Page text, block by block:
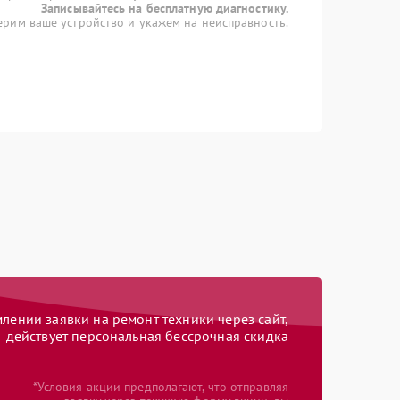
Записывайтесь на бесплатную диагностику.
ваше устройство и укажем на неисправность.
заявки на ремонт техники через сайт,
действует персональная бессрочная скидка
*Условия акции предполагают, что отправляя